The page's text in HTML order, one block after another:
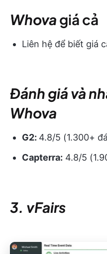
Whova giá cả
Liên hệ để biết giá
Đánh giá và
Whova
G2: 4.8/5 (1.300+
Capterra: 4.8/5
3. vFairs